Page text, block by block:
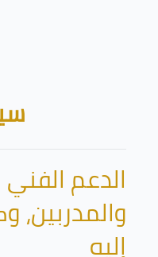
الدعم الفني
والمدربين،
إليه